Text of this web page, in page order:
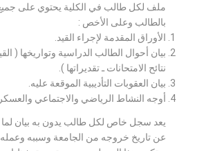
ملف لكل طالب في الكلية يحتوي على جميع
بالطالب وعلى الأخص :
الأوراق المقدمة لإجراء القيد.
بيان أحوال الطالب الدراسية وتواريخها (
نتائح الامتحانات ـ تقديراتها ).
بيان العقوبات التأديبية الموقعة عليه.
أوجه النشاط الرياضي والاجتماعي
يعد سجل خاص لكل طالب يدون به بيان لما
عن تاريخ خروجه من الجامعة وسببه وعمله